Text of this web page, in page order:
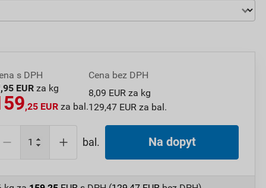
s DPH
,95 EUR za kg
,25 EUR za bal.
Cena bez DPH
8,09 EUR za kg
129,47 EUR za bal.
bal. Na dopyt